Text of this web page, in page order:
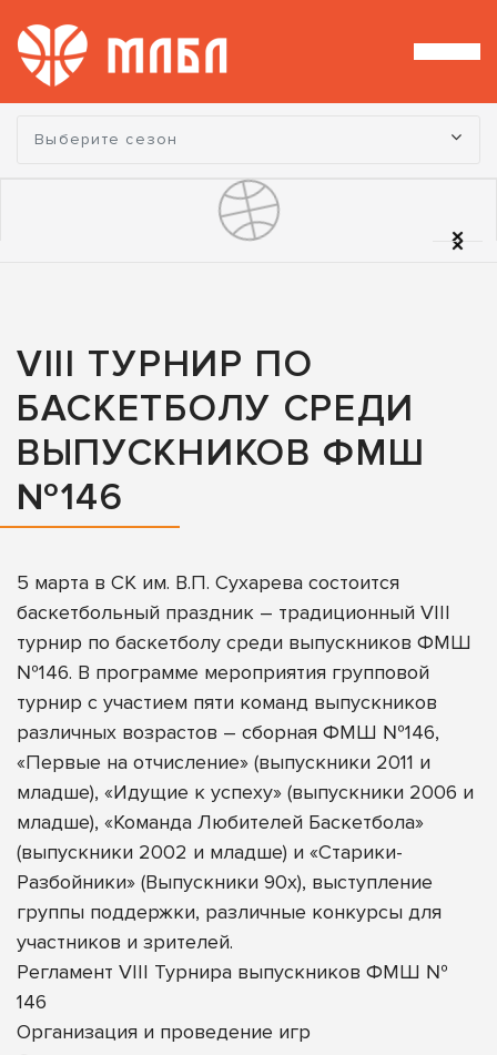
Турнир:
Выберите сезон
VIII ТУРНИР ПО
БАСКЕТБОЛУ СРЕДИ
ВЫПУСКНИКОВ ФМШ
№146
5 марта в СК им. В.П. Сухарева состоится
баскетбольный праздник – традиционный VIII
турнир по баскетболу среди выпускников ФМШ
№146. В программе мероприятия групповой
турнир с участием пяти команд выпускников
различных возрастов – сборная ФМШ №146,
«Первые на отчисление» (выпускники 2011 и
младше), «Идущие к успеху» (выпускники 2006 и
младше), «Команда Любителей Баскетбола»
(выпускники 2002 и младше) и «Старики-
Разбойники» (Выпускники 90х), выступление
группы поддержки, различные конкурсы для
участников и зрителей.
Регламент VIII Турнира выпускников ФМШ №
146
Организация и проведение игр